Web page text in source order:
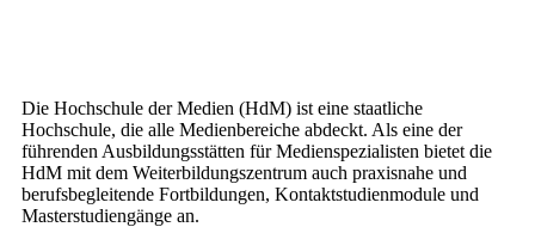
Die Hochschule der Medien (HdM) ist eine staatliche
Hochschule, die alle Medienbereiche abdeckt. Als eine der
führenden Ausbildungsstätten für Medienspezialisten bietet die
HdM mit dem Weiterbildungszentrum auch praxisnahe und
berufsbegleitende Fortbildungen, Kontaktstudienmodule und
Masterstudiengänge an.